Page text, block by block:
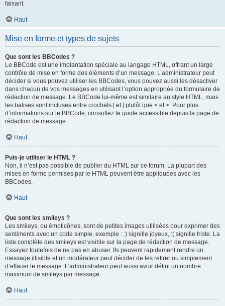
faisant.
Haut
Mise en forme et types de sujets
Que sont les BBCodes ?
Le BBCode est une implantation spéciale au langage HTML, offrant un large
contrôle de mise en forme des éléments d’un message. L’administrateur peut
décider si vous pouvez utiliser les BBCodes, vous pouvez aussi les désactiver
dans chacun de vos messages en utilisant l’option appropriée du formulaire de
rédaction de message. Le BBCode lui-même est similaire au style HTML, mais
les balises sont incluses entre crochets [ et ] plutôt que < et >. Pour plus
d’informations sur le BBCode, consultez le guide accessible depuis la page de
rédaction de message.
Haut
Puis-je utiliser le HTML ?
Non, il n’est pas possible de publier du HTML sur ce forum. La plupart des
mises en forme permises par le HTML peuvent être appliquées avec les
BBCodes.
Haut
Que sont les smileys ?
Les smileys, ou émoticônes, sont de petites images utilisées pour exprimer des
sentiments avec un code simple, exemple : :) signifie joyeux, :( signifie triste. La
liste complète des smileys est visible sur la page de rédaction de message.
Essayez toutefois de ne pas en abuser. Ils peuvent rapidement rendre un
message illisible et un modérateur peut décider de les retirer ou simplement
d’effacer le message. L’administrateur peut aussi avoir défini un nombre
maximum de smileys par message.
Haut